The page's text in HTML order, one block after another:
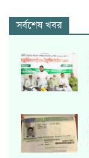
সর্বশেষ খবর